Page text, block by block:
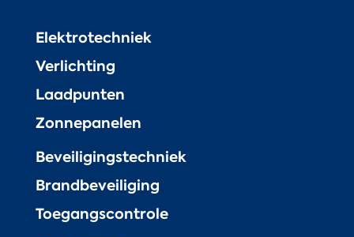
Elektrotechniek
Verlichting
Laadpunten
Zonnepanelen
Beveiligingstechniek
Brandbeveiliging
Toegangscontrole